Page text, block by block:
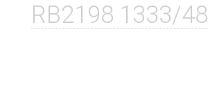
RB2198 1333/48